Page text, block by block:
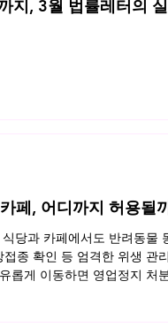
지, 3월 법률레터의
페, 어디까지 허용될
당과 카페에서도 반려동물
종 확인 등 엄격한 위생 관
롭게 이동하면 영업정지 처